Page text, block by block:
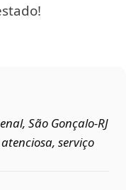
São Gonçalo‑RJ
serviço